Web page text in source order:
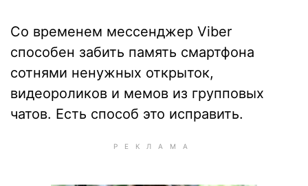
Со временем мессенджер Viber
способен забить память смартфона
сотнями ненужных открыток,
видеороликов и мемов из групповых
чатов. Есть способ это исправить.